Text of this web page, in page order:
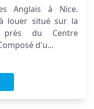
Anglais à Nice.
louer situé sur la
près du Centre
d'u...